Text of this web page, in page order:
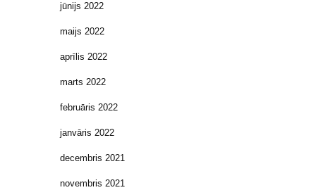
jūnijs 2022
maijs 2022
aprīlis 2022
marts 2022
februāris 2022
janvāris 2022
decembris 2021
novembris 2021